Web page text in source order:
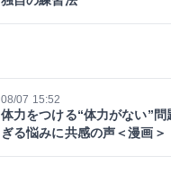
08/07 15:52
体力をつける“体力がない”
ぎる悩みに共感の声＜漫画＞